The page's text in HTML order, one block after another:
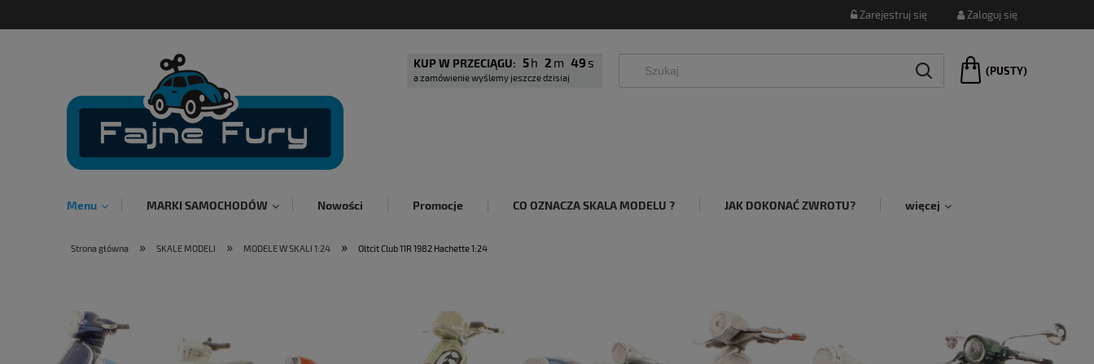
Zarejestruj się Zaloguj się
(PUSTY)
KUP W PRZECIĄGU: 5 2 48
a zamówienie wyślemy jeszcze dzisiaj
Menu MARKI SAMOCHODÓW Nowości Promocje CO OZNACZA SKALA MODELU ? JAK DOKONAĆ ZWROTU? więcej
Strona główna » SKALE MODELI » MODELE W SKALI 1:24 » Oltcit Club 11R 1982 Hachette 1:24